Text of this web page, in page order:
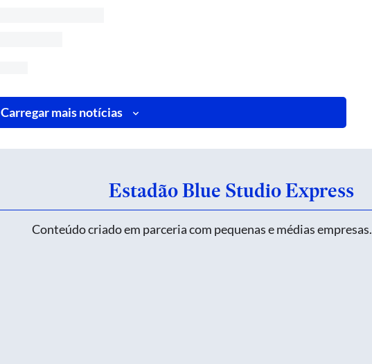
Carregar mais notícias
Estadão Blue Studio Express
Conteúdo criado em parceria com pequenas e médias empresas.